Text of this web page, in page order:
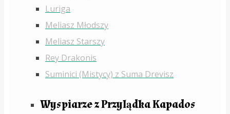
Luriga
Meliasz Młodszy
Meliasz Starszy
Rey Drakonis
Suminici (Mistycy) z Suma Drevisz
Wyspiarze z Przylądka Kapados